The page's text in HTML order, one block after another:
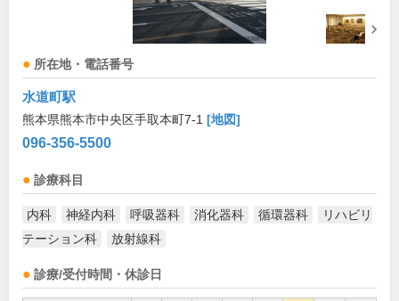
所在地・電話番号
水道町駅
熊本県熊本市中央区手取本町7-1 [地図]
096-356-5500
診療科目
内科 神経内科 呼吸器科 消化器科 循環器科
リハビリ
テーション科
放射線科
診療/受付時間・休診日